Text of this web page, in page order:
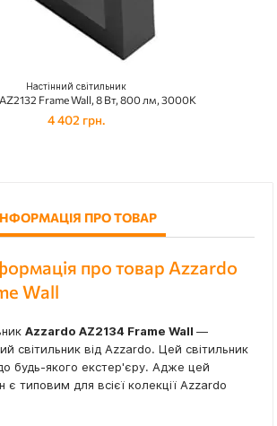
Настінний світильник
Frame Wall, 8 Вт, 800 лм, 3000K
4 402 грн.
ПРО ТОВАР
про товар Azzardo
Wall
Azzardo AZ2134 Frame Wall —
світильник від Azzardo. Цей світильник
до будь-якого екстер'єру. Адже цей
є типовим для всієї колекції Azzardo